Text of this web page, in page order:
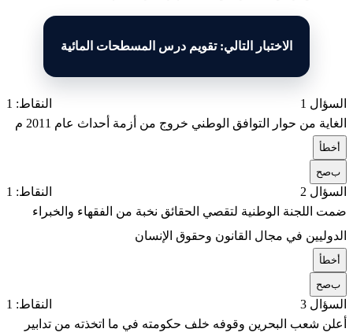
الاختبار التالي: تقويم درس المسطحات المائية
السؤال 1
النقاط: 1
الغاية من حوار التوافق الوطني خروج من أزمة أحداث عام 2011 م
خطأ
بصح
السؤال 2
النقاط: 1
ضمت اللجنة الوطنية لتقصي الحقائق نخبة من الفقهاء والخبراء
الدوليين في مجال القانون وحقوق الإنسان
خطأ
بصح
السؤال 3
النقاط: 1
أعلن شعب البحرين وقوفه خلف حكومته في ما اتخذته من تدابير